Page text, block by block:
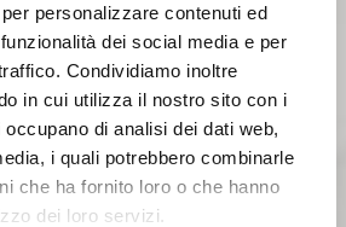
personalizzare contenuti ed
dei social media e per
Condividiamo inoltre
in cui utilizza il nostro sito con i
di analisi dei dati web,
i quali potrebbero combinarle
che ha fornito loro o che hanno
dei loro servizi.